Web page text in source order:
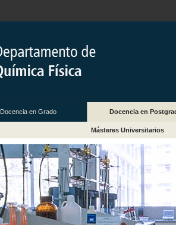
Docencia en Grado Docencia en
Másteres Universitarios